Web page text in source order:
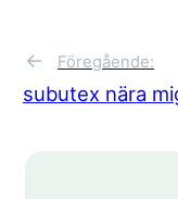
← Föregående:
subutex nära